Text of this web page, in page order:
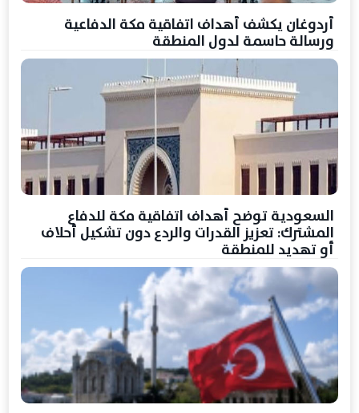
أردوغان يكشف أهداف اتفاقية مكة الدفاعية
ورسالة حاسمة لدول المنطقة
السعودية توضح أهداف اتفاقية مكة للدفاع
المشترك: تعزيز القدرات والردع دون تشكيل أحلاف
أو تهديد للمنطقة